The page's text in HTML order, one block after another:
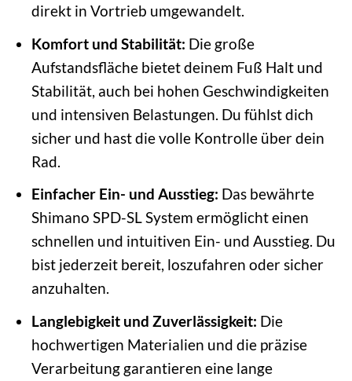
direkt in Vortrieb umgewandelt.
Komfort und Stabilität: Die große
Aufstandsfläche bietet deinem Fuß Halt und
Stabilität, auch bei hohen Geschwindigkeiten
und intensiven Belastungen. Du fühlst dich
sicher und hast die volle Kontrolle über dein
Rad.
Einfacher Ein- und Ausstieg: Das bewährte
Shimano SPD-SL System ermöglicht einen
schnellen und intuitiven Ein- und Ausstieg. Du
bist jederzeit bereit, loszufahren oder sicher
anzuhalten.
Langlebigkeit und Zuverlässigkeit: Die
hochwertigen Materialien und die präzise
Verarbeitung garantieren eine lange